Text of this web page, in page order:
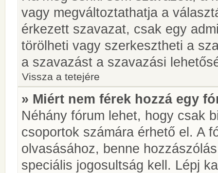
vagy megváltoztathatja a
érkezett szavazat, csak egy
törölheti vagy szerkesztheti a
a szavazást a szavazási
Vissza a tetejére
» Miért nem férek hozzá egy
Néhány fórum lehet, hogy csak
csoportok számára érhető el. A
olvasásához, benne
speciális jogosultság kell. Lépj